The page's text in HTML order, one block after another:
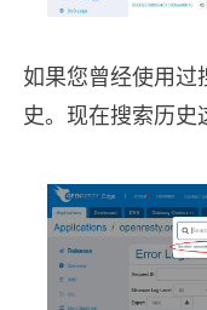
如果您曾经使用过
史。现在搜索历史